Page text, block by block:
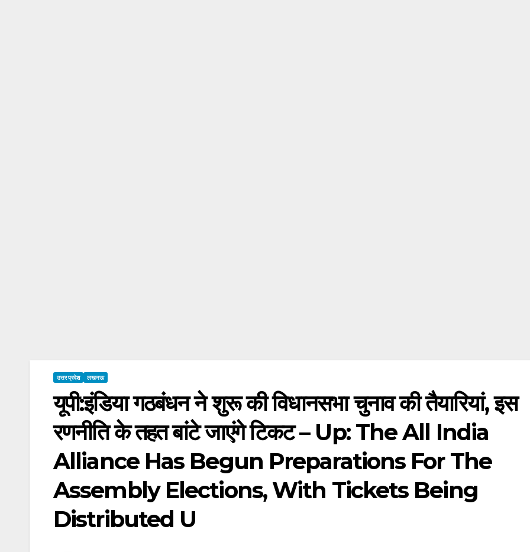
उत्तर प्रदेश लखनऊ
यूपी:इंडिया गठबंधन ने शुरू की विधानसभा चुनाव की तैयारियां, इस
रणनीति के तहत बांटे जाएंगे टिकट – Up: The All India
Alliance Has Begun Preparations For The
Assembly Elections, With Tickets Being
Distributed U